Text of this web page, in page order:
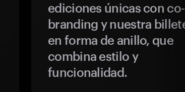
ediciones únicas con co-
branding y nuestra
en forma de anillo, que
combina estilo y
funcionalidad.